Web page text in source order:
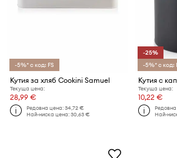
-5%* с код: FS
Кутия за хляб Cookini Samuel
Текуща цена:
28,99 €
Редовна цена:34,72 €
Най-ниска цена:30,63 €
-25%
-5%* с код:
Кутия с
Текуща цена:
10,22 €
Най-